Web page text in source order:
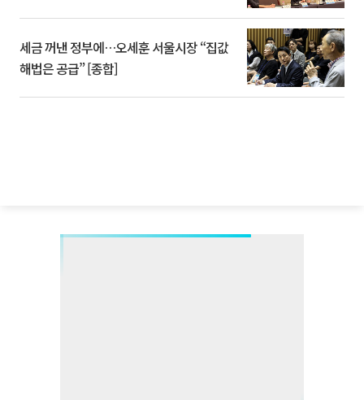
세금 꺼낸 정부에…오세훈 서울시장 “집값
해법은 공급” [종합]